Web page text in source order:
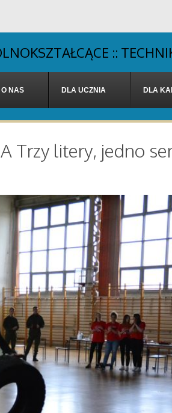
::
O NAS DLA UCZNIA DLA
Trzy litery, jedno